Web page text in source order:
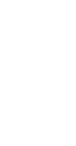
dan kayu jati tua